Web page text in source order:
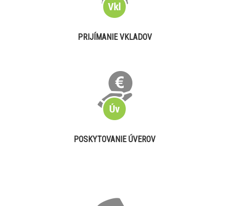
PRIJÍMANIE VKLADOV
POSKYTOVANIE ÚVEROV